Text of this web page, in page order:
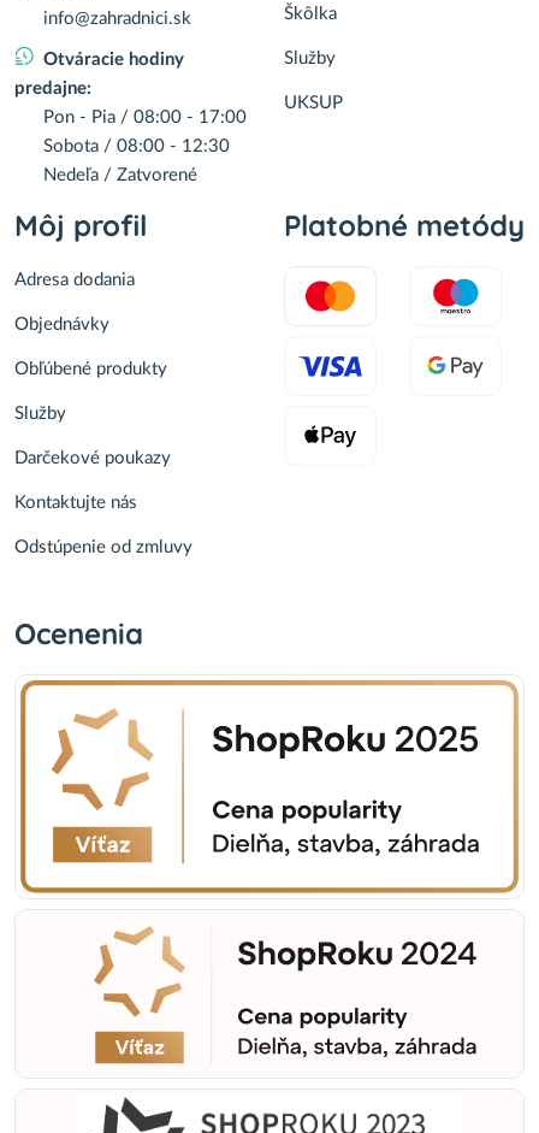
info@zahradnici.sk
Otváracie hodiny
predajne:
Pon - Pia / 08:00 - 17:00
Sobota / 08:00 - 12:30
Nedeľa / Zatvorené
Škôlka
Služby
UKSUP
Môj profil
Adresa dodania
Objednávky
Obľúbené produkty
Služby
Darčekové poukazy
Kontaktujte nás
Odstúpenie od zmluvy
Platobné metódy
Ocenenia